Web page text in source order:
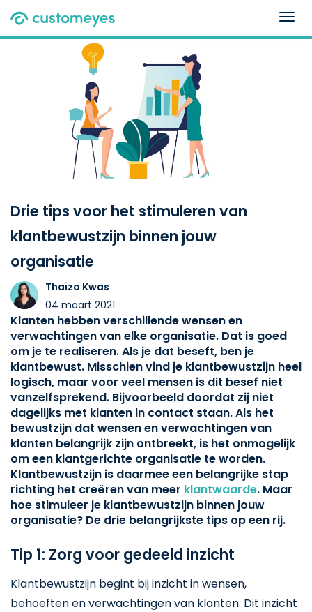
Drie tips voor het stimuleren van
klantbewustzijn binnen jouw
organisatie
Thaiza Kwas
04 maart 2021
Klanten hebben verschillende wensen en
verwachtingen van elke organisatie. Dat is goed
om je te realiseren. Als je dat beseft, ben je
klantbewust. Misschien vind je klantbewustzijn heel
logisch, maar voor veel mensen is dit besef niet
vanzelfsprekend. Bijvoorbeeld doordat zij niet
dagelijks met klanten in contact staan. Als het
bewustzijn dat wensen en verwachtingen van
klanten belangrijk zijn ontbreekt, is het onmogelijk
om een klantgerichte organisatie te worden.
Klantbewustzijn is daarmee een belangrijke stap
richting het creëren van meer klantwaarde. Maar
hoe stimuleer je klantbewustzijn binnen jouw
organisatie? De drie belangrijkste tips op een rij.
Tip 1: Zorg voor gedeeld inzicht
Klantbewustzijn begint bij inzicht in wensen,
behoeften en verwachtingen van klanten. Dit inzicht